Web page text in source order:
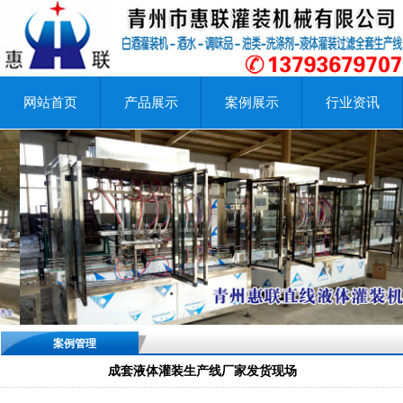
网站首页 产品展示 案例展示 行业资讯
案例管理
成套液体灌装生产线厂家发货现场